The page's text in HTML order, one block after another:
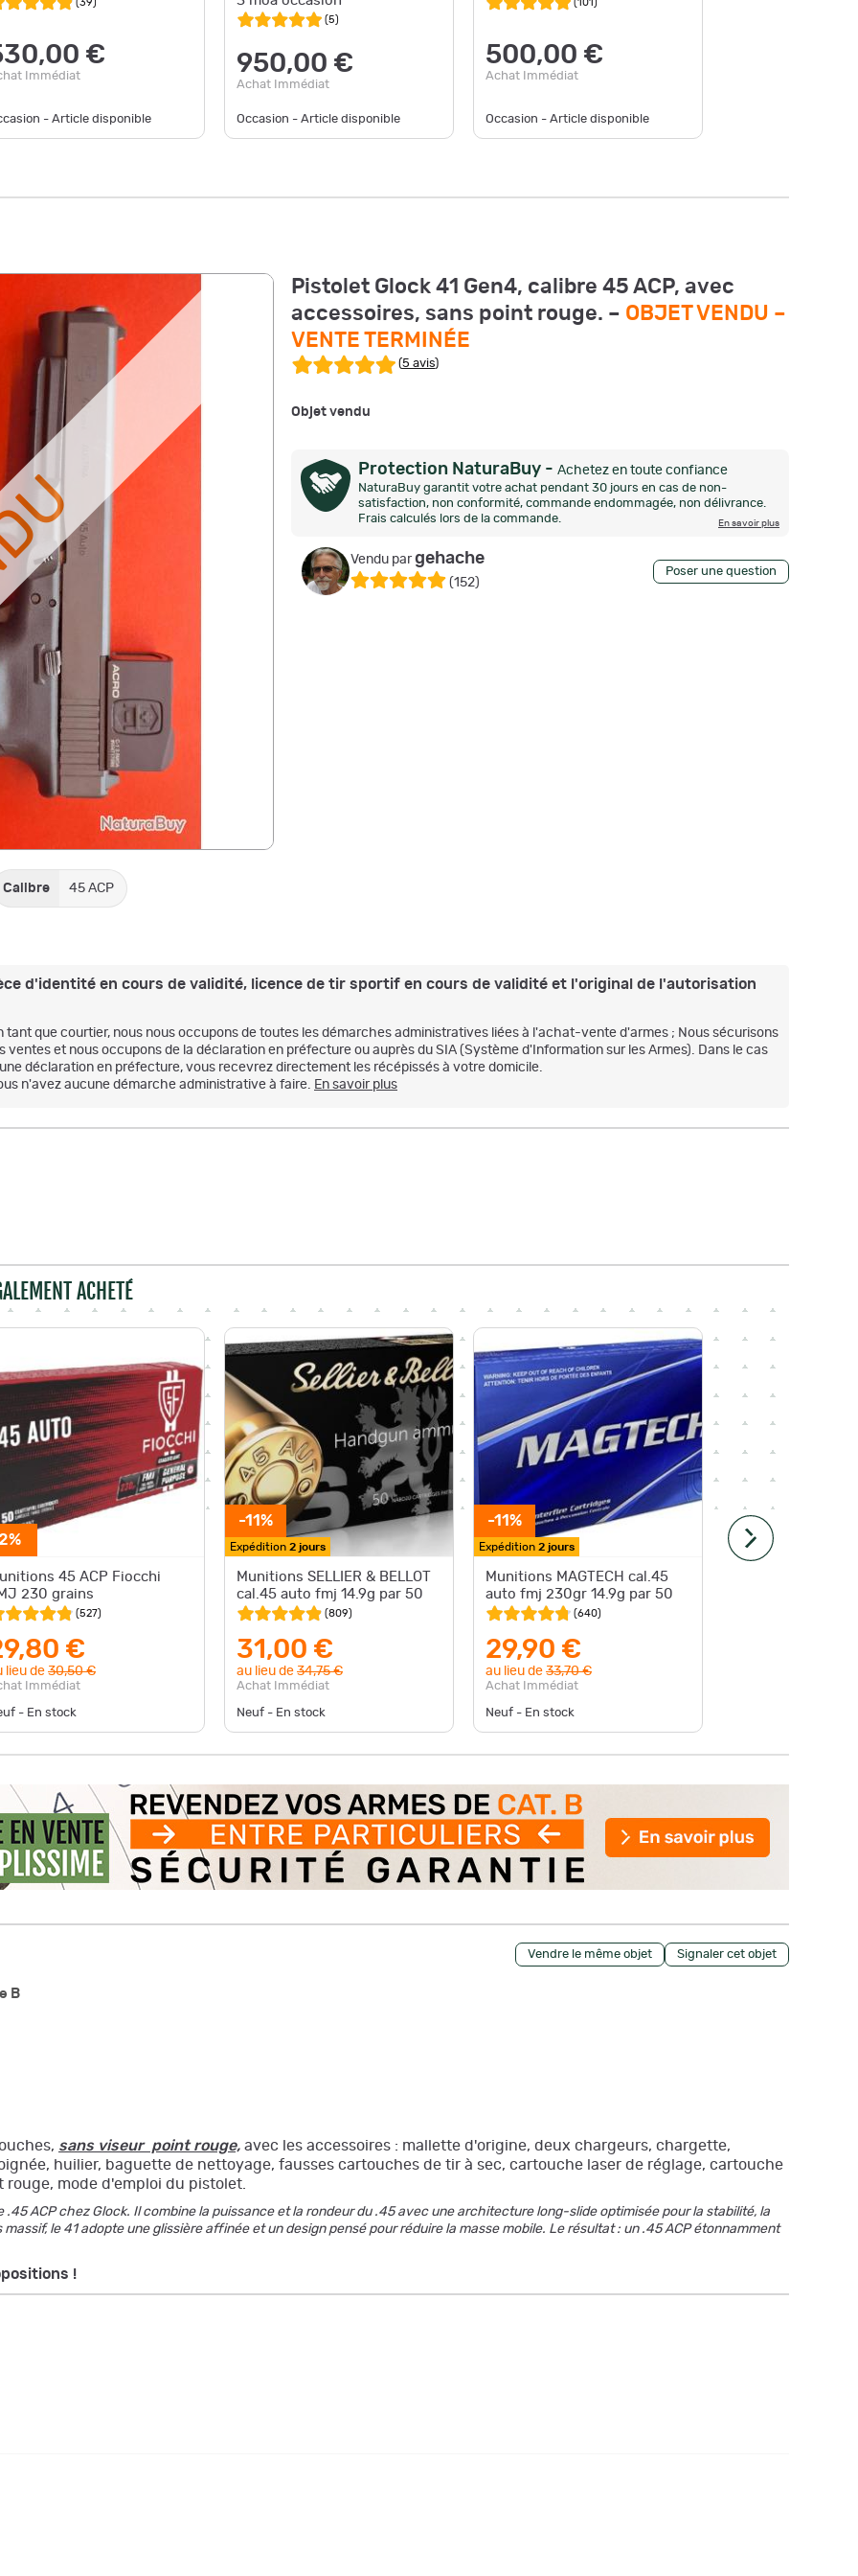
€
Immédiat
- Article disponible
(5)
950,00 €
Achat Immédiat
Occasion - Article disponible
500,00 €
Achat Immédiat
Occasion - Article disponible
Calibre 45 ACP
Pistolet Glock 41 Gen4, calibre 45 ACP, avec
accessoires, sans point rouge. – OBJET VENDU –
VENTE TERMINÉE
(5 avis)
Objet vendu
Protection NaturaBuy - Achetez en toute confiance
NaturaBuy garantit votre achat pendant 30 jours en cas de non-
satisfaction, non conformité, commande endommagée, non délivrance.
Frais calculés lors de la commande.
En savoir plus
Vendu pargehache
(152)
Poser une question
d'identité en cours de validité, licence de tir sportif en cours de validité et l'original de l'autorisation
tant que courtier, nous nous occupons de toutes les démarches administratives liées à l'achat-vente d'armes ; Nous sécurisons
ventes et nous occupons de la déclaration en préfecture ou auprès du SIA (Système d'Information sur les Armes). Dans le cas
déclaration en préfecture, vous recevrez directement les récépissés à votre domicile.
n'avez aucune démarche administrative à faire. En savoir plus
ACHETÉ
45 ACP Fiocchi
230 grains
(527)
€
lieu de 30,50 €
Immédiat
- En stock
-11%
Expédition 2 jours
Munitions SELLIER & BELLOT
cal.45 auto fmj 14.9g par 50
(809)
31,00 €
au lieu de 34,75 €
Achat Immédiat
Neuf - En stock
-11%
Expédition 2 jours
Munitions MAGTECH cal.45
auto fmj 230gr 14.9g par 50
(640)
29,90 €
au lieu de 33,70 €
Achat Immédiat
Neuf - En stock
Vendre le même objet Signaler cet objet
B
sans viseur point rouge, avec les accessoires : mallette d'origine, deux chargeurs, chargette,
huilier, baguette de nettoyage, fausses cartouches de tir à sec, cartouche laser de réglage, cartouche
mode d'emploi du pistolet.
ACP chez Glock. Il combine la puissance et la rondeur du .45 avec une architecture long-slide optimisée pour la stabilité, la
le 41 adopte une glissière affinée et un design pensé pour réduire la masse mobile. Le résultat : un .45 ACP étonnamment
!